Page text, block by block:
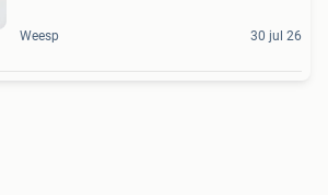
Weesp 30 jul 26